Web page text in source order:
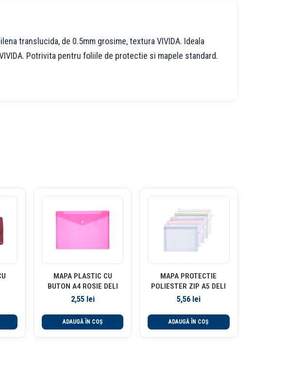
translucida, de 0.5mm grosime, textura VIVIDA. Ideala
Potrivita pentru foliile de protectie si mapele standard.
MAPA PLASTIC CU
BUTON A4 ROSIE DELI
2,55 lei
ADAUGĂ ÎN COȘ
MAPA PROTECTIE
POLIESTER ZIP A5 DELI
5,56 lei
ADAUGĂ ÎN COȘ